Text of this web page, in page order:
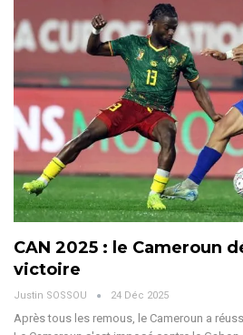
CAN 2025 : le Cameroun
victoire
Justin SOSSOU 24 Déc 2025
Après tous les remous, le Cameroun a